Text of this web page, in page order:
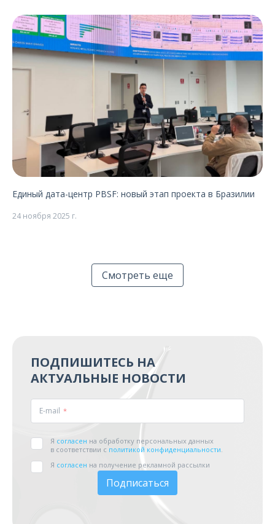
Единый дата-центр PBSF: новый этап проекта в Бразилии
24 ноября 2025 г.
Смотреть еще
ПОДПИШИТЕСЬ НА
АКТУАЛЬНЫЕ НОВОСТИ
E-mail
Я согласен на обработку персональных данных
в соответствии с политикой конфиденциальности.
Я согласен на получение рекламной рассылки